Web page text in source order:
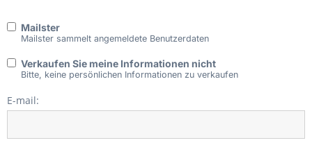
Mailster
Mailster sammelt angemeldete Benutzerdaten
Verkaufen Sie meine Informationen nicht
Bitte, keine persönlichen Informationen zu verkaufen
E-mail: